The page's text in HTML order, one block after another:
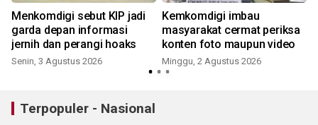
Menkomdigi sebut KIP jadi
garda depan informasi
jernih dan perangi hoaks
Senin, 3 Agustus 2026
Kemkomdigi imbau
masyarakat cermat periksa
konten foto maupun video
Minggu, 2 Agustus 2026
Terpopuler - Nasional